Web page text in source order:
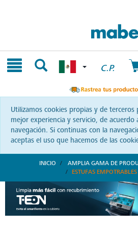
C.P.
Utilizamos cookies propias y de terceros
mejor experiencia y servicio, de acuerdo
navegación. Si continuas con la
aceptas el uso que hacemos de las
INICIO
AMPLIA GAMA DE
ESTUFAS